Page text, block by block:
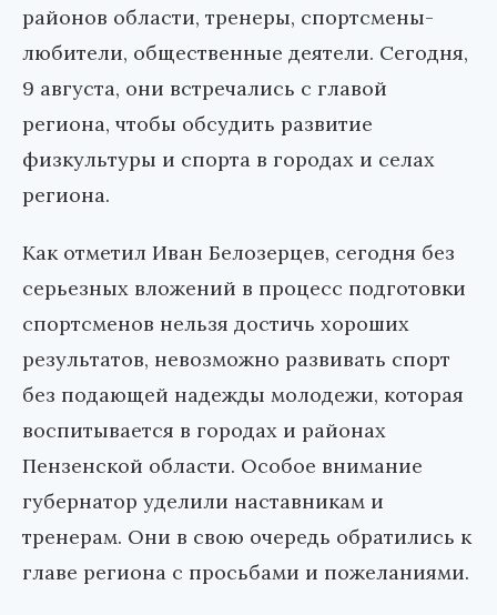
районов области, тренеры, спортсмены-
любители, общественные деятели. Сегодня,
9 августа, они встречались с главой
региона, чтобы обсудить развитие
физкультуры и спорта в городах и селах
региона.
Как отметил Иван Белозерцев, сегодня без
серьезных вложений в процесс подготовки
спортсменов нельзя достичь хороших
результатов, невозможно развивать спорт
без подающей надежды молодежи, которая
воспитывается в городах и районах
Пензенской области. Особое внимание
губернатор уделили наставникам и
тренерам. Они в свою очередь обратились к
главе региона с просьбами и пожеланиями.